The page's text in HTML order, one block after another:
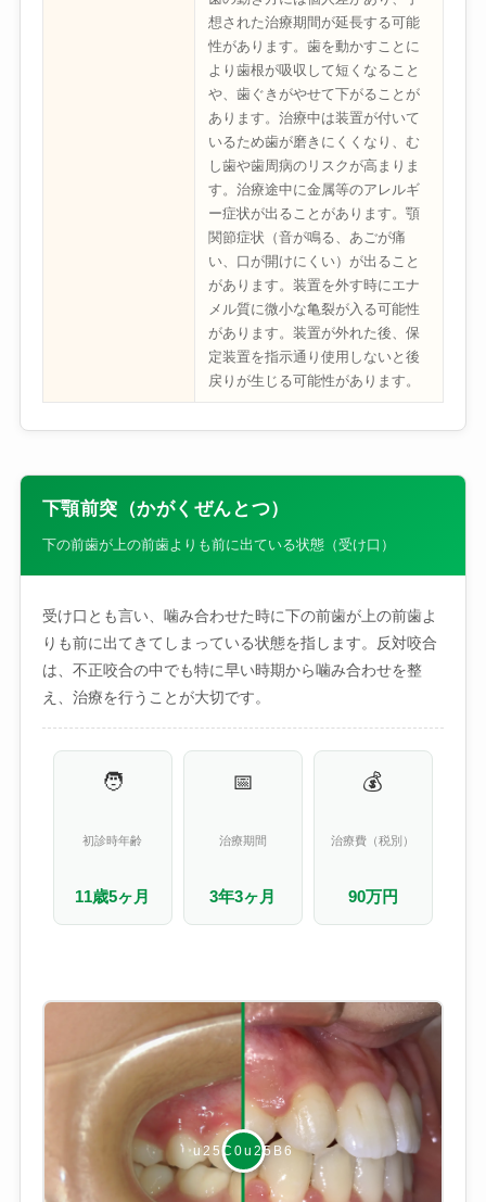
想された治療期間が延長する可能
性があります。歯を動かすことに
より歯根が吸収して短くなること
や、歯ぐきがやせて下がることが
あります。治療中は装置が付いて
いるため歯が磨きにくくなり、む
し歯や歯周病のリスクが高まりま
す。治療途中に金属等のアレルギ
ー症状が出ることがあります。顎
関節症状（音が鳴る、あごが痛
い、口が開けにくい）が出ること
があります。装置を外す時にエナ
メル質に微小な亀裂が入る可能性
があります。装置が外れた後、保
定装置を指示通り使用しないと後
戻りが生じる可能性があります。
下顎前突（かがくぜんとつ）
下の前歯が上の前歯よりも前に出ている状態（受け口）
受け口とも言い、噛み合わせた時に下の前歯が上の前歯よ
りも前に出てきてしまっている状態を指します。反対咬合
は、不正咬合の中でも特に早い時期から噛み合わせを整
え、治療を行うことが大切です。
🧑
初診時年齢
11歳5ヶ月
📅
治療期間
3年3ヶ月
💰
治療費（税別）
90万円